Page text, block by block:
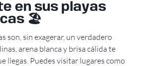
en sus playas
🏖️
son, sin exagerar, un verdadero
arena blanca y brisa cálida te
llegas. Puedes visitar lugares como